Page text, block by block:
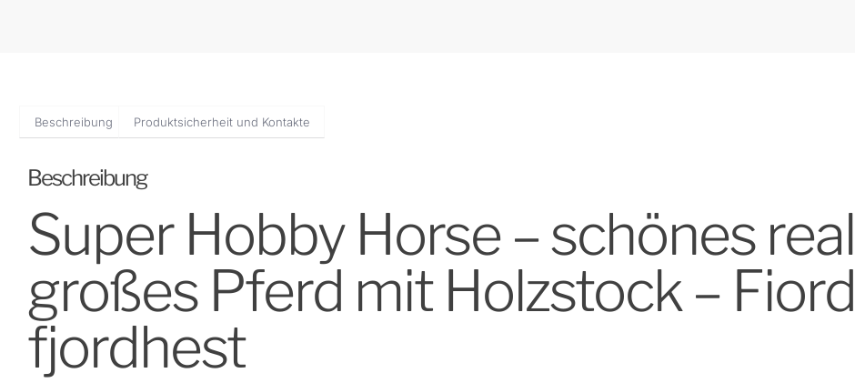
Beschreibung Produktsicherheit und Kontakte
Beschreibung
Super Hobby Horse – schönes
großes Pferd mit Holzstock –
fjordhest